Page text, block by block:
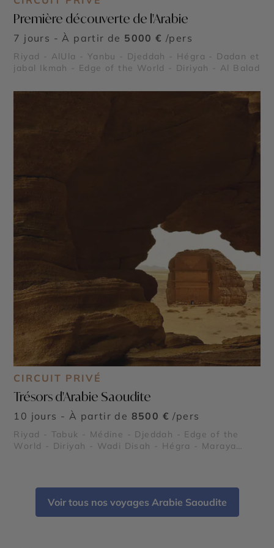
Première découverte de l'Arabie
7 jours - À partir de 5000 € /pers
Riyad - AlUla - Yanbu - Djeddah - Hégra - Dadan et
jabal Ikmah - Edge of the World - Diriyah - Al Balad
CIRCUIT PRIVÉ
Trésors d'Arabie Saoudite
10 jours - À partir de 8500 € /pers
Riyad - Tabuk - Médine - Djeddah - Edge of the
World - Diriyah - Wadi Disah - Hégra - Maraya
Voir tous nos voyages Arabie Saoudite